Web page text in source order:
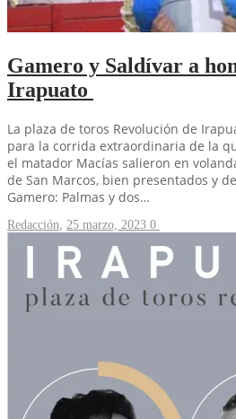
Gamero y Saldívar a
Irapuato
La plaza de toros Revolución de
para la corrida extraordinaria de la
el matador Macías salieron en
de San Marcos, bien presentados y
Gamero: Palmas y dos…
Redacción, 25 marzo, 2023 0